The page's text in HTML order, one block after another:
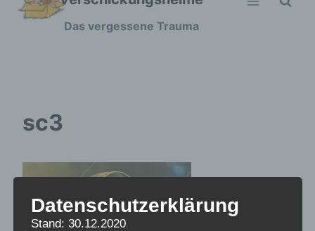
Zum
Das vergessene Trauma
sc3
Datenschutzerklärung
Stand: 30.12.2020